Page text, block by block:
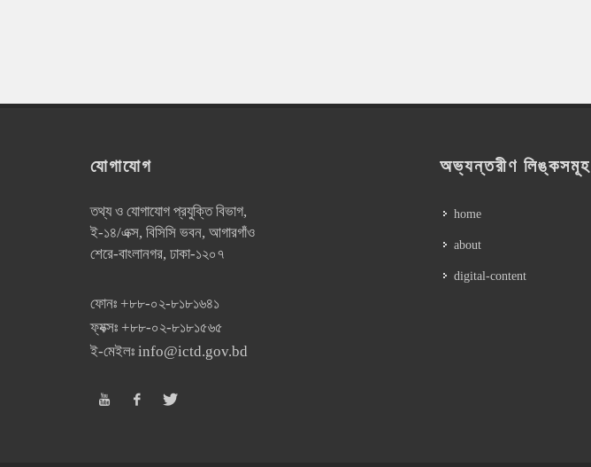
যোগাযোগ
তথ্য ও যোগাযোগ প্রযুক্তি বিভাগ,
ই-১৪/এক্স, বিসিসি ভবন, আগারগাঁও
শেরে-বাংলানগর, ঢাকা-১২০৭
ফোনঃ +৮৮-০২-৮১৮১৬৪১
ফ্যক্সঃ +৮৮-০২-৮১৮১৫৬৫
ই-মেইলঃ info@ictd.gov.bd
অভ্যন্তরীণ লিঙ্কসমূহ
home
about
digital-content